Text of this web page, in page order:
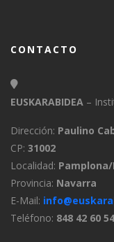
CONTACTO
EUSKARABIDEA –
Dirección: Paulino
CP: 31002
Localidad:
Provincia: Navarra
E-Mail:
Teléfono: 848 42 60 54